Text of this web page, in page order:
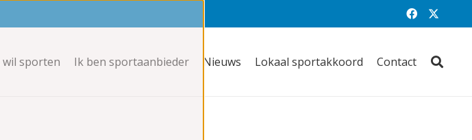
wil sporten Ik ben sportaanbieder Nieuws Lokaal sportakkoord Contact